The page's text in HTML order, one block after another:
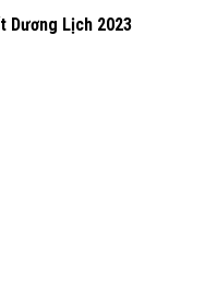
Dương Lịch 2023